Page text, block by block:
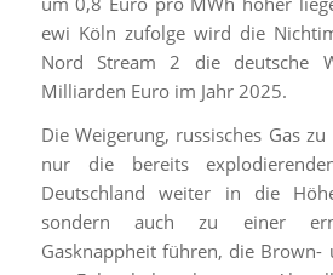
ewi Köln zufolge wird die
Nord Stream 2 die deutsche
Milliarden Euro im Jahr 2025.
Die Weigerung, russisches Gas
nur die bereits
Deutschland weiter in die
sondern auch zu einer
Gasknappheit führen, die Brown-